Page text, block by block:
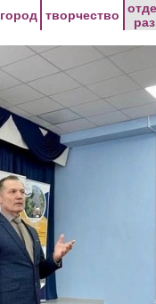
город творчество